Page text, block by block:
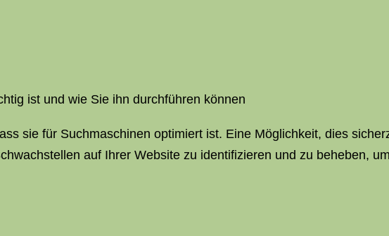
ist und wie Sie ihn durchführen können
sie für Suchmaschinen optimiert ist. Eine Möglichkeit, dies
auf Ihrer Website zu identifizieren und zu beheben,